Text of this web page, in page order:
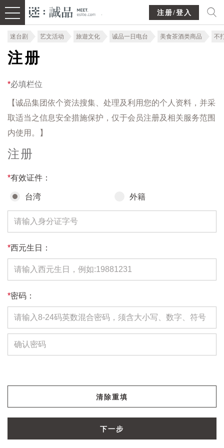
注册/登入
迷台剧 艺文活动 旅遊文化 诚品一日电台 美食茶酒类商品 不
注册
*必填栏位
【诚品集团依个资法搜集、处理及利用您的个人资料，并采
取适当之信息安全措施保护，仅于会员注册及相关服务范围
内使用。】
注册
*有效证件：
台湾 外籍
*西元生日：
*密码：